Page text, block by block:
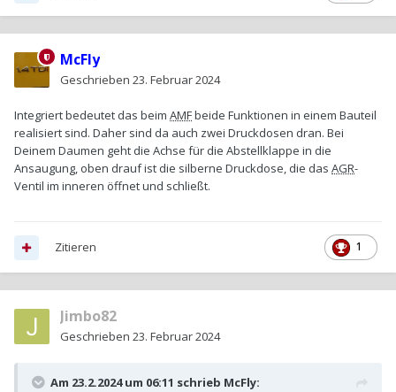
McFly
Geschrieben 23. Februar 2024
Integriert bedeutet das beim AMFbeide Funktionen in einem Bauteil
realisiert sind. Daher sind da auch zwei Druckdosen dran. Bei
Deinem Daumen geht die Achse für die Abstellklappe in die
Ansaugung, oben drauf ist die silberne Druckdose, die das AGR-
Ventil im inneren öffnet und schließt.
1
Zitieren
Jimbo82
Geschrieben 23. Februar 2024
Am 23.2.2024 um 06:11 schrieb McFly: